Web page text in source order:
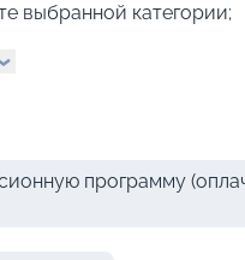
выбранной категории;
программу